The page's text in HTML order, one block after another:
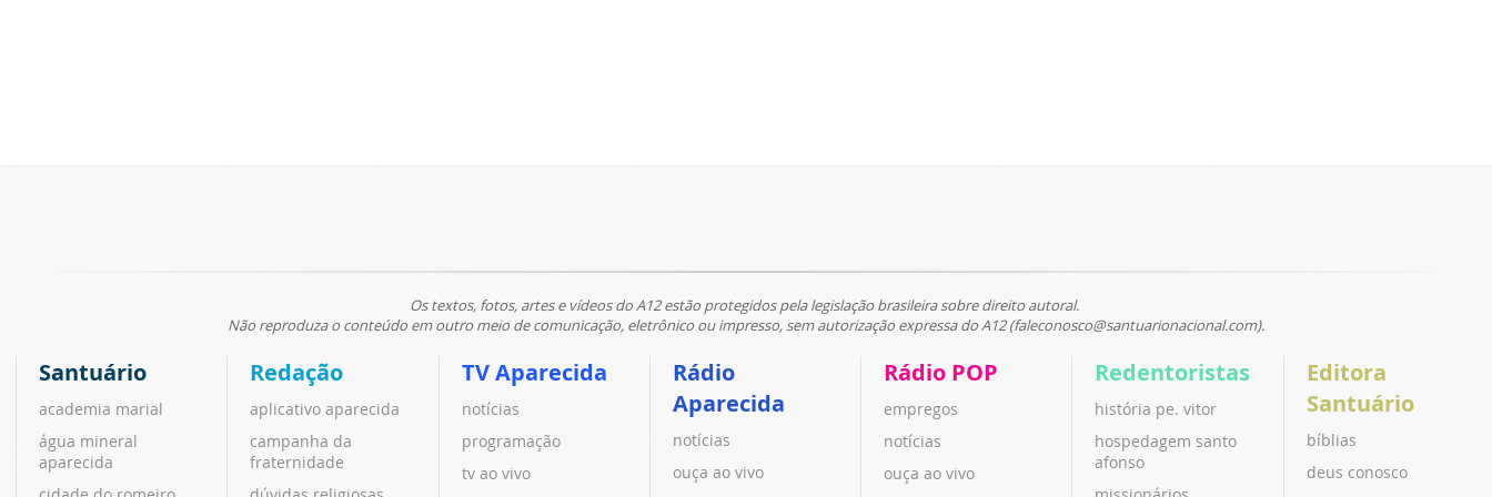
Os textos, fotos, artes e vídeos do A12 estão protegidos pela legislação brasileira sobre direito autoral.
Não reproduza o conteúdo em outro meio de comunicação, eletrônico ou impresso, sem autorização expressa do A12 (faleconosco@santuarionacional.com).
Santuário
academia marial
água mineral
aparecida
Redação
aplicativo aparecida
campanha da
fraternidade
TV Aparecida
notícias
programação
tv ao vivo
Rádio
Aparecida
notícias
ouça ao vivo
Rádio POP
empregos
notícias
ouça ao vivo
Redentoristas
história pe. vitor
hospedagem santo
afonso
Editora
Santuário
bíblias
deus conosco